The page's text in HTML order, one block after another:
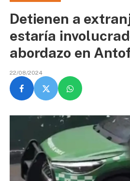
Detienen a
estaría
abordazo en
22/08/2024